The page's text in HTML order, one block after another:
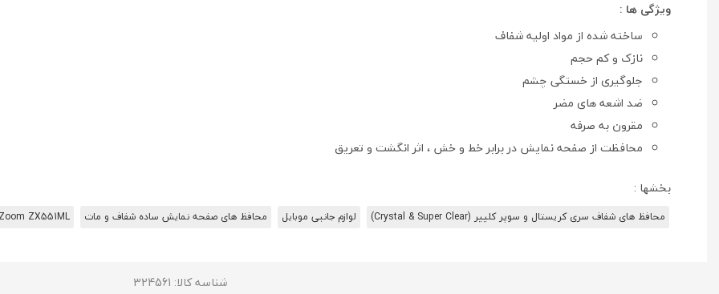
ویژگی ها :
ساخته شده از مواد اولیه شفاف
نازک و کم حجم
جلوگیری از خستگی چشم
ضد اشعه های مضر
مقرون به صرفه
محافظت از صفحه نمایش در برابر خط و خش ، اثر انگشت و تعریق
بخشها :
محافظ های شفاف سری کریستال و سوپر کلییر (Crystal & Super Clear) لوازم جانبی موبایل محافظ های صفحه نمایش ساده شفاف و مات ZX551ML
شناسه کالا: 324561